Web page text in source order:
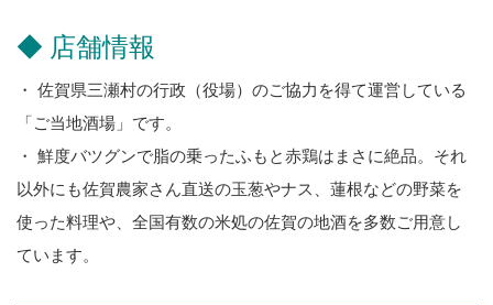
◆ 店舗情報
・ 佐賀県三瀬村の行政（役場）のご協力を得て運営している
「ご当地酒場」です。
・ 鮮度バツグンで脂の乗ったふもと赤鶏はまさに絶品。それ
以外にも佐賀農家さん直送の玉葱やナス、蓮根などの野菜を
使った料理や、全国有数の米処の佐賀の地酒を多数ご用意し
ています。